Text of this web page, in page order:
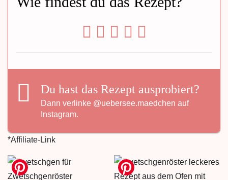
Du hast das Rezept ausprobiert?
Dann verlinke @uebersee.maedchen auf
Instagram.
*Affiliate-Link